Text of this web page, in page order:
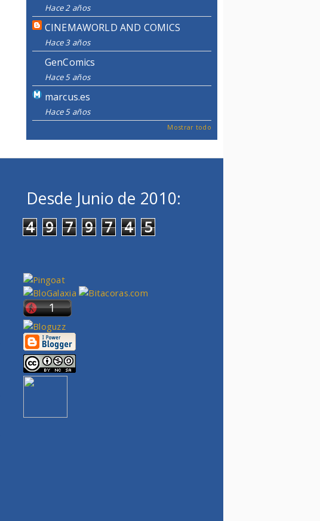
Hace 2 años
CINEMAWORLD AND COMICS
Hace 3 años
GenComics
Hace 5 años
marcus.es
Hace 5 años
Mostrar todo
Desde Junio de 2010:
4 9 7 9 7 4 5